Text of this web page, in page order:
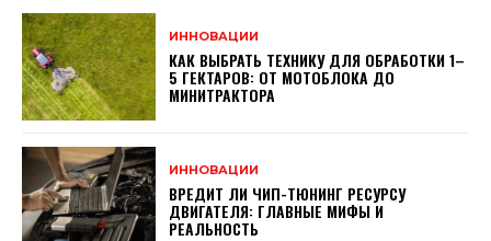
ИННОВАЦИИ
КАК ВЫБРАТЬ ТЕХНИКУ ДЛЯ ОБРАБОТКИ 1–
5 ГЕКТАРОВ: ОТ МОТОБЛОКА ДО
МИНИТРАКТОРА
ИННОВАЦИИ
ВРЕДИТ ЛИ ЧИП-ТЮНИНГ РЕСУРСУ
ДВИГАТЕЛЯ: ГЛАВНЫЕ МИФЫ И
РЕАЛЬНОСТЬ